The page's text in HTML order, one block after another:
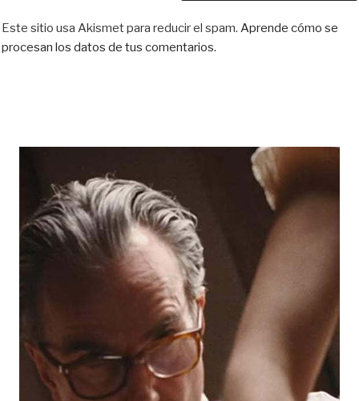
Este sitio usa Akismet para reducir el spam. Aprende cómo se
procesan los datos de tus comentarios.